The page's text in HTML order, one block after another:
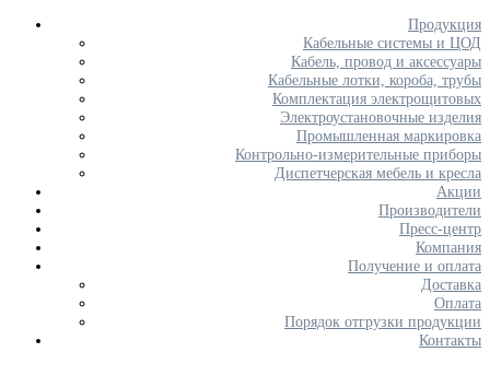
Продукция
Кабельные системы и ЦОД
Кабель, провод и аксессуары
Кабельные лотки, короба, трубы
Комплектация электрощитовых
Электроустановочные изделия
Промышленная маркировка
Контрольно-измерительные приборы
Диспетчерская мебель и кресла
Акции
Производители
Пресс-центр
Компания
Получение и оплата
Доставка
Оплата
Порядок отгрузки продукции
Контакты